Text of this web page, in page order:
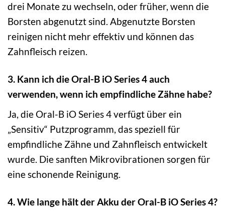
drei Monate zu wechseln, oder früher, wenn die
Borsten abgenutzt sind. Abgenutzte Borsten
reinigen nicht mehr effektiv und können das
Zahnfleisch reizen.
3. Kann ich die Oral-B iO Series 4 auch
verwenden, wenn ich empfindliche Zähne habe?
Ja, die Oral-B iO Series 4 verfügt über ein
„Sensitiv“ Putzprogramm, das speziell für
empfindliche Zähne und Zahnfleisch entwickelt
wurde. Die sanften Mikrovibrationen sorgen für
eine schonende Reinigung.
4. Wie lange hält der Akku der Oral-B iO Series 4?